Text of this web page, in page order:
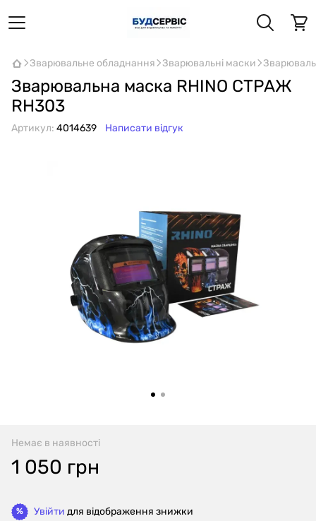
Зварювальне обладнання Зварювальні маски
Зварювальна маска RHINO СТРАЖ
RH303
Артикул: 4014639 Написати відгук
Немає в наявності
1 050 грн
% Увійти для відображення знижки